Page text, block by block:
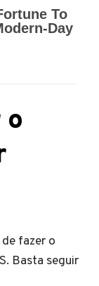
fazer o
Basta seguir